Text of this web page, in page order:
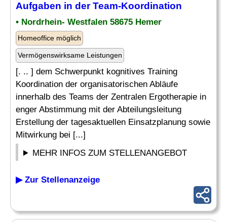
Aufgaben in der Team-Koordination
• Nordrhein- Westfalen 58675 Hemer
Homeoffice möglich
Vermögenswirksame Leistungen
[. .. ] dem Schwerpunkt kognitives Training
Koordination der organisatorischen Abläufe
innerhalb des Teams der Zentralen Ergotherapie in
enger Abstimmung mit der Abteilungsleitung
Erstellung der tagesaktuellen Einsatzplanung sowie
Mitwirkung bei [...]
MEHR INFOS ZUM STELLENANGEBOT
▶ Zur Stellenanzeige